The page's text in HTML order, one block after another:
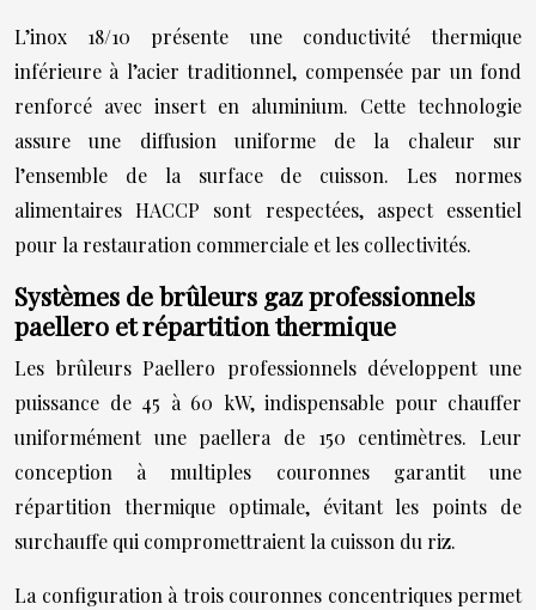
L’inox 18/10 présente une conductivité thermique
inférieure à l’acier traditionnel, compensée par un fond
renforcé avec insert en aluminium. Cette technologie
assure une diffusion uniforme de la chaleur sur
l’ensemble de la surface de cuisson. Les normes
alimentaires HACCP sont respectées, aspect essentiel
pour la restauration commerciale et les collectivités.
Systèmes de brûleurs gaz professionnels
paellero et répartition thermique
Les brûleurs Paellero professionnels développent une
puissance de 45 à 60 kW, indispensable pour chauffer
uniformément une paellera de 150 centimètres. Leur
conception à multiples couronnes garantit une
répartition thermique optimale, évitant les points de
surchauffe qui compromettraient la cuisson du riz.
La configuration à trois couronnes concentriques permet